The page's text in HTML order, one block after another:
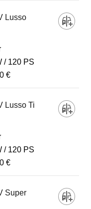
Lusso
120 PS
€
Lusso Ti
120 PS
€
Super